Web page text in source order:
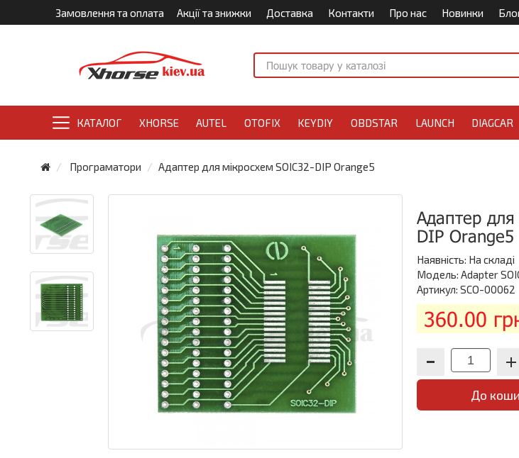
Замовлення та оплата Акції та знижки Доставка Контакти Про нас Новинки
КАТАЛОГ XHORSE AUTEL OTOFIX KEYDIY OBDSTAR LAUNCH DIAGCAR
Програматори Адаптер для мікросхем SOIC32-DIP Orange5
Адаптер для
DIP Orange5
Наявність: На складі
Модель: Adapter
Артикул: SCO-00062
360.00
До